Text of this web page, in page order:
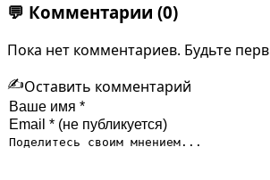
💬 Комментарии (0)
Пока нет комментариев. Будьте
✍️Оставить комментарий